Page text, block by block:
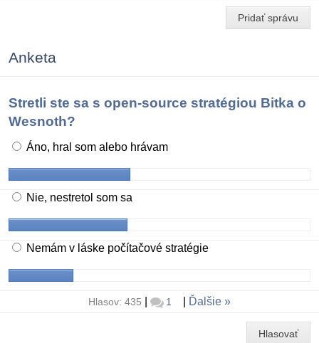
Pridať správu
Anketa
Stretli ste sa s open-source stratégiou Bitka o
Wesnoth?
Áno, hral som alebo hrávam
Nie, nestretol som sa
Nemám v láske počítačové stratégie
Hlasov: 435 1 Ďalšie
Hlasovať